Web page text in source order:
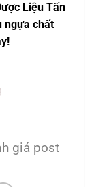
Liệu Tấn
ngựa chất
giá post